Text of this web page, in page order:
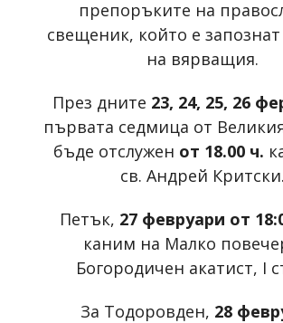
препоръките на
свещеник, който е
на вярващия.
През дните 23, 24, 25, 26
първата седмица от
бъде отслужен от 18.00 ч.
св. Андрей Критски.
Петък, 27 февруари от
каним на Малко
Богородичен акатист, I
За Тодоровден, 28